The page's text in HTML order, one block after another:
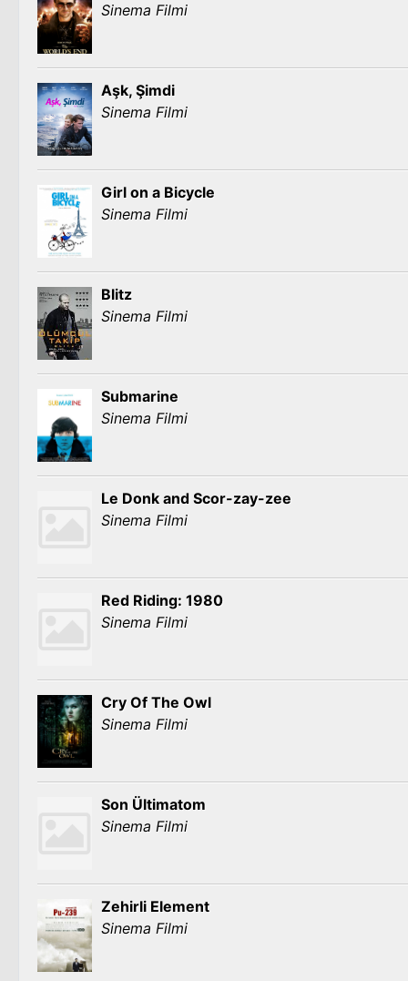
Sinema Filmi
Aşk, Şimdi
Sinema Filmi
Girl on a Bicycle
Sinema Filmi
Blitz
Sinema Filmi
Submarine
Sinema Filmi
Le Donk and Scor-zay-zee
Sinema Filmi
Red Riding: 1980
Sinema Filmi
Cry Of The Owl
Sinema Filmi
Son Ültimatom
Sinema Filmi
Zehirli Element
Sinema Filmi